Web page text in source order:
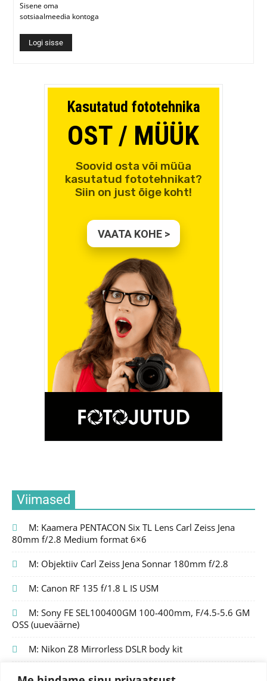
Sisene oma
sotsiaalmeedia kontoga
Logi sisse
Viimased
M: Kaamera PENTACON Six TL Lens Carl Zeiss Jena
80mm f/2.8 Medium format 6×6
M: Objektiiv Carl Zeiss Jena Sonnar 180mm f/2.8
M: Canon RF 135 f/1.8 L IS USM
M: Sony FE SEL100400GM 100-400mm, F/4.5-5.6 GM
OSS (uueväärne)
M: Nikon Z8 Mirrorless DSLR body kit